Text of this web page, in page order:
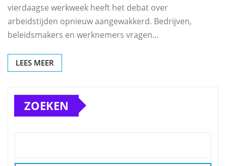
vierdaagse werkweek heeft het debat over
arbeidstijden opnieuw aangewakkerd. Bedrijven,
beleidsmakers en werknemers vragen…
LEES MEER
ZOEKEN